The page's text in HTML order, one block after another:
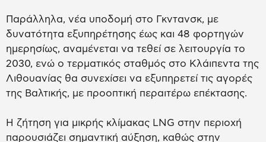
Παράλληλα, νέα υποδομή στο Γκντανσκ, με
δυνατότητα εξυπηρέτησης έως και 48 φορτηγών
ημερησίως, αναμένεται να τεθεί σε λειτουργία το
2030, ενώ ο τερματικός σταθμός στο Κλάιπεντα της
Λιθουανίας θα συνεχίσει να εξυπηρετεί τις αγορές
της Βαλτικής, με προοπτική περαιτέρω επέκτασης.
Η ζήτηση για μικρής κλίμακας LNG στην περιοχή
παρουσιάζει σημαντική αύξηση, καθώς στην